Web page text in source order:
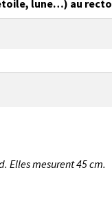
lune…) au recto
Elles mesurent 45 cm.